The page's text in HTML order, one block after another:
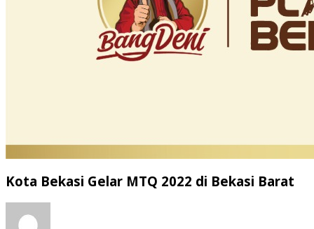
Kota Bekasi Gelar MTQ 2022 di Bekasi Barat